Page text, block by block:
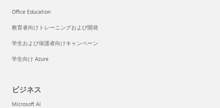
Office Education
教育者向けトレーニングおよび開発
学生および保護者向けキャンペーン
学生向け Azure
ビジネス
Microsoft AI